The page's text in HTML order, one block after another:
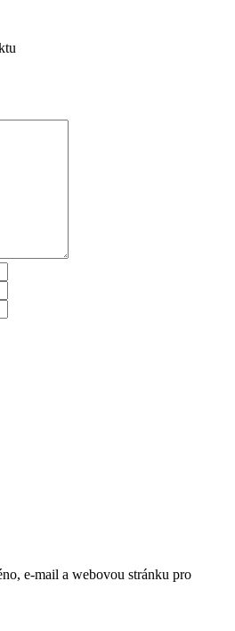
e-mail a webovou stránku pro